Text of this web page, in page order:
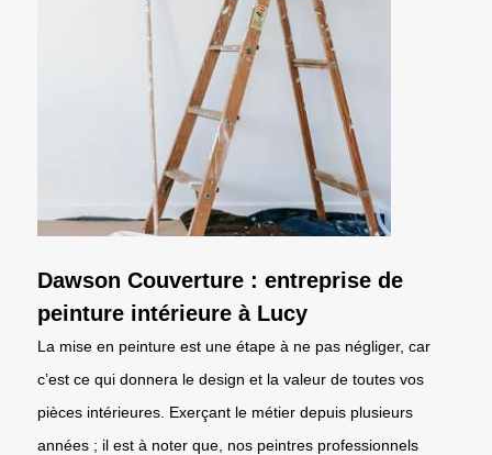
Dawson Couverture : entreprise de
peinture intérieure à Lucy
La mise en peinture est une étape à ne pas négliger, car
c’est ce qui donnera le design et la valeur de toutes vos
pièces intérieures. Exerçant le métier depuis plusieurs
années ; il est à noter que, nos peintres professionnels